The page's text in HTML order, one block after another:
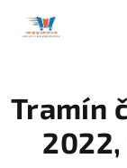
Tramín